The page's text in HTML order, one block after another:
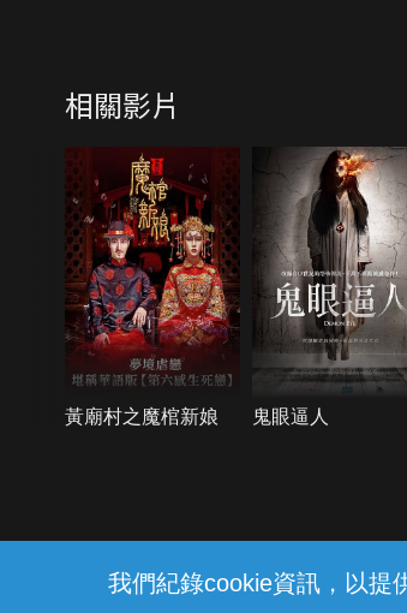
我們紀錄cookie資訊，以提
相關影片
黃廟村之魔棺新娘 鬼眼逼人